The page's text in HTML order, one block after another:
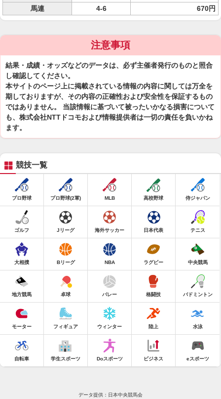
馬連
4-6 670円
注意事項
結果・成績・オッズなどのデータは、必ず主催者発行のものと照合
し確認してください。
本サイトのページ上に掲載されている情報の内容に関しては万全を
期しておりますが、その内容の正確性および安全性を保証するもの
ではありません。 当該情報に基づいて被ったいかなる損害について
も、株式会社NTTドコモおよび情報提供者は一切の責任を負いかね
ます。
競技一覧
プロ野球 プロ野球(2軍) MLB 高校野球 侍ジャパン
ゴルフ Jリーグ 海外サッカー 日本代表 テニス
大相撲 Bリーグ NBA ラグビー 中央競馬
地方競馬 卓球 バレー 格闘技 バドミントン
モーター フィギュア ウィンター 陸上 水泳
自転車 学生スポーツ Doスポーツ ビジネス eスポーツ
データ提供：日本中央競馬会